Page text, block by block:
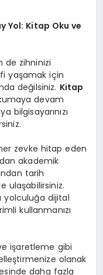
Yol: Kitap Oku ve
de zihninizi
yaşamak için
değilsiniz. Kitap
devam
bilgisayarınızı
zevke hitap eden
akademik
tarih
ulaşabilirsiniz.
yolculuğa dijital
kullanmanızı
işaretleme gibi
olanak
daha fazla